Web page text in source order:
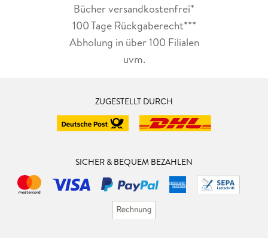
Bücher versandkostenfrei*
100 Tage Rückgaberecht***
Abholung in über 100 Filialen
uvm.
ZUGESTELLT DURCH
SICHER & BEQUEM BEZAHLEN